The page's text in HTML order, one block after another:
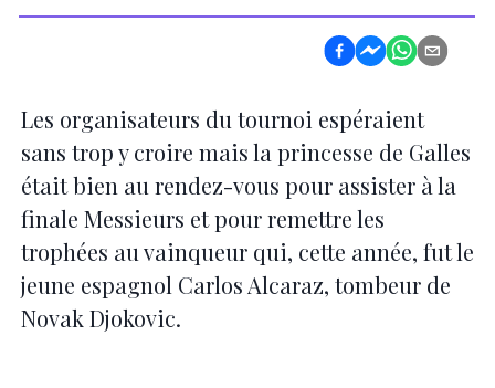
Les organisateurs du tournoi espéraient
sans trop y croire mais la princesse de Galles
était bien au rendez-vous pour assister à la
finale Messieurs et pour remettre les
trophées au vainqueur qui, cette année, fut le
jeune espagnol Carlos Alcaraz, tombeur de
Novak Djokovic.